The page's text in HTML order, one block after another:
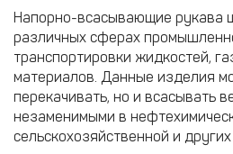
Напорно-всасывающие рукава
различных сферах
транспортировки жидкостей,
материалов. Данные изделия
перекачивать, но и всасывать
незаменимыми в
сельскохозяйственной и